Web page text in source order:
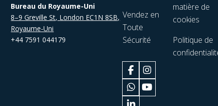
Bureau du Royaume-Uni
8–9 Greville St, London EC1N 8SB,
Royaume-Uni
+44 7591 044179
Vendez en
Toute
Sécurité
matière de
cookies
Politique de